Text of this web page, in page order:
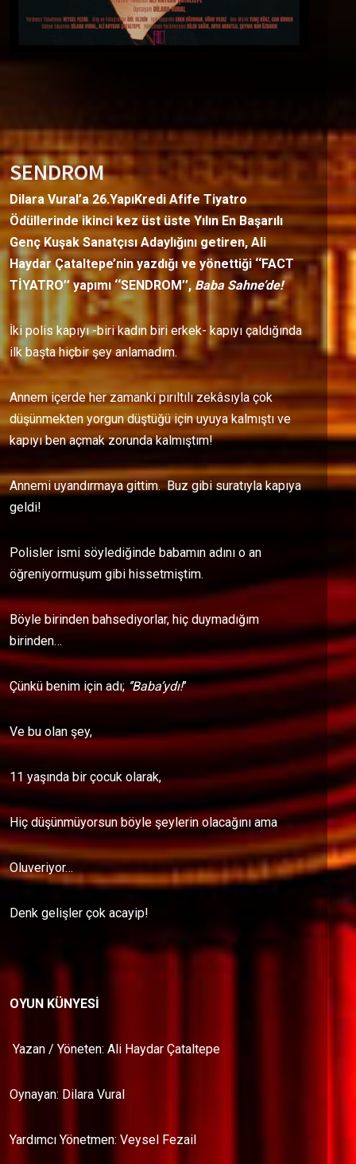
SENDROM
Dilara Vural’a 26.YapıKredi Afife Tiyatro
Ödüllerinde ikinci kez üst üste Yılın En Başarılı
Genç Kuşak Sanatçısı Adaylığını getiren, Ali
Haydar Çataltepe’nin yazdığı ve yönettiği ‘‘FACT
TİYATRO’’ yapımı ‘‘SENDROM’’, Baba Sahne’de!
İki polis kapıyı -biri kadın biri erkek- kapıyı çaldığında
ilk başta hiçbir şey anlamadım.
Annem içerde her zamanki pırıltılı zekâsıyla çok
düşünmekten yorgun düştüğü için uyuya kalmıştı ve
kapıyı ben açmak zorunda kalmıştım!
Annemi uyandırmaya gittim. Buz gibi suratıyla kapıya
geldi!
Polisler ismi söylediğinde babamın adını o an
öğreniyormuşum gibi hissetmiştim.
Böyle birinden bahsediyorlar, hiç duymadığım
birinden…
Çünkü benim için adı;‘’Baba’ydı!’’
Ve bu olan şey,
11 yaşında bir çocuk olarak,
Hiç düşünmüyorsun böyle şeylerin olacağını ama
Oluveriyor…
Denk gelişler çok acayip!
OYUN KÜNYESİ
Yazan / Yöneten: Ali Haydar Çataltepe
Oynayan: Dilara Vural
Yardımcı Yönetmen: Veysel Fezail